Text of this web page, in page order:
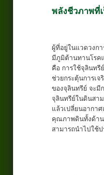
พลังชีวภาพที่
ผู้ที่อยู่ในแวดวงก
มีภูมิต้านทานโรค
คือ การใช้จุลินท
ช่วยกระตุ้นการเ
ของจุลินทรีย์ จะ
จุลินทรีย์ในดินสา
แล้วเปลี่ยนอากา
คุณภาพดินทั้งด้าน
สามารถนำไปใช้